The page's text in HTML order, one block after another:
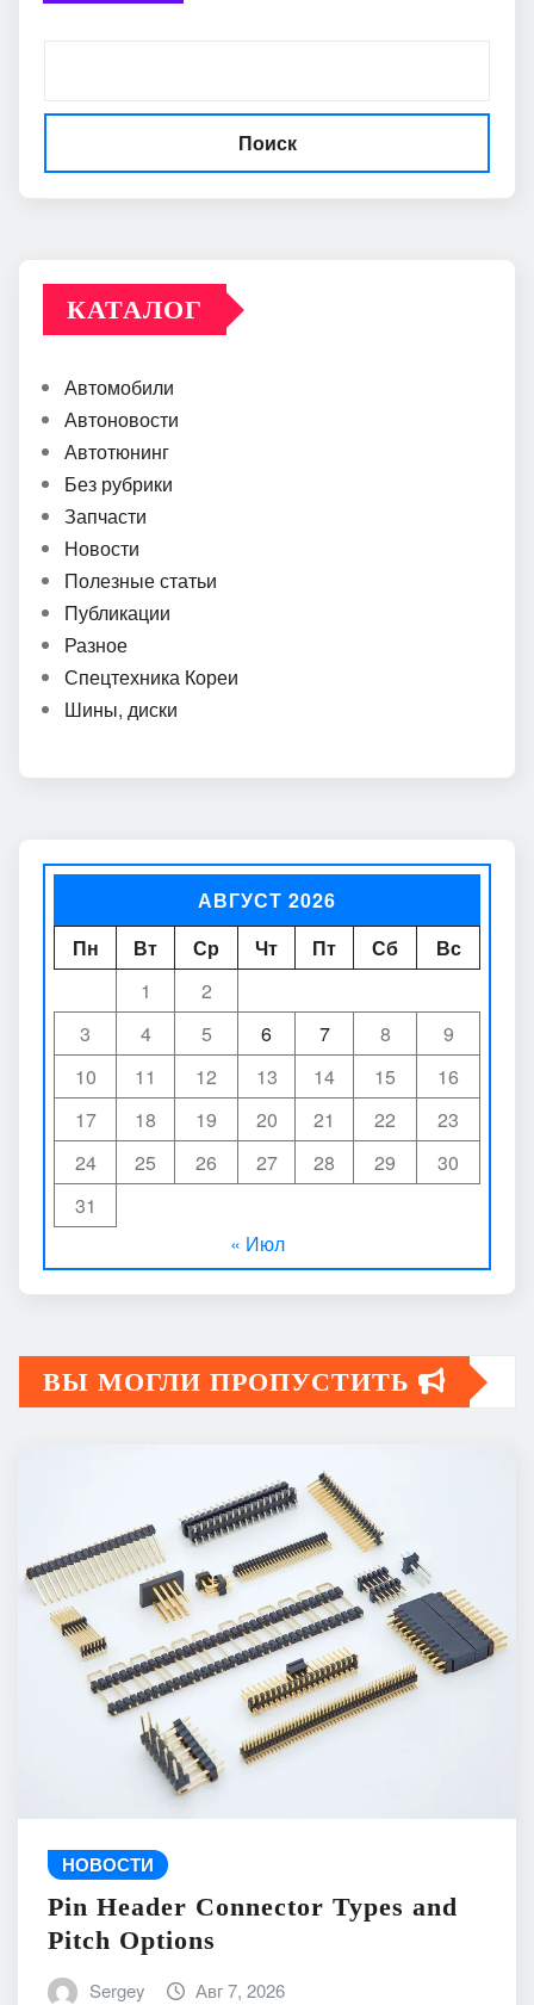
Поиск
КАТАЛОГ
Автомобили
Автоновости
Автотюнинг
Без рубрики
Запчасти
Новости
Полезные статьи
Публикации
Разное
Спецтехника Кореи
Шины, диски
АВГУСТ 2026
Пн
Вт Ср Чт Пт Сб
Вс
1
2
3
4 5 6 7 8
9
10
11 12 13 14 15
16
17
18 19 20 21 22
23
24
25 26 27 28 29
30
31
« Июл
ВЫ МОГЛИ ПРОПУСТИТЬ
НОВОСТИ
Pin Header Connector Types and
Pitch Options
Sergey Авг 7, 2026